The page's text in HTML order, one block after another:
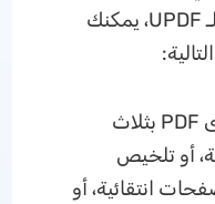
باستخدام مساعد AI Online لـ UPDF، يمكنك
يمكنه تلخيص محتوى PDF بثلاث
أو تلخيص
انتقائية، أو